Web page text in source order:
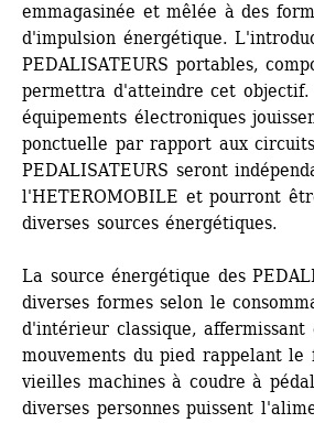
emmagasinée et mêlée à des
d'impulsion énergétique.
PEDALISATEURS portables,
permettra d'atteindre cet objectif.
équipements électroniques
ponctuelle par rapport aux
PEDALISATEURS seront
l'HETEROMOBILE et pourront
diverses sources énergétiques.
La source énergétique des
diverses formes selon le
d'intérieur classique,
mouvements du pied rappelant le
vieilles machines à coudre à
diverses personnes puissent